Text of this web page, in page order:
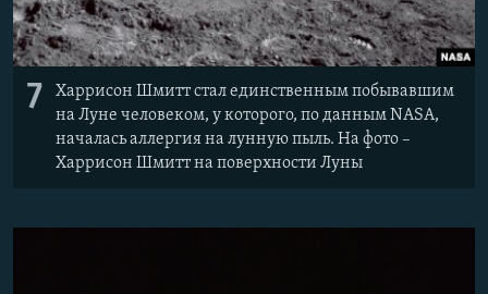
7
Харрисон Шмитт стал единственным побывавшим
на Луне человеком, у которого, по данным NASA,
началась аллергия на лунную пыль. На фото –
Харрисон Шмитт на поверхности Луны